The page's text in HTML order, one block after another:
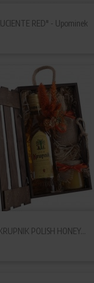
RED" - Upominek
POLISH HONEY...